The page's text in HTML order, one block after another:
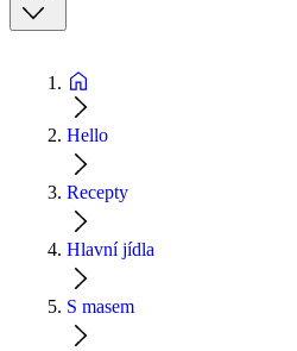
Hello
Recepty
Hlavní jídla
S masem